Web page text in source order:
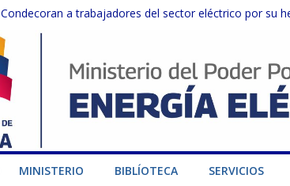
Condecoran a trabajadores del sector eléctrico por su
Gobierno Nacional coordina acciones con el sector
Inspeccionan trabajos de rehabilitación en instalaciones
Gobierno Nacional activa plan preventivo para
Termocarabobo recupera el 50% de su capacidad de
MINISTERIO BIBLÍOTECA SERVICIOS